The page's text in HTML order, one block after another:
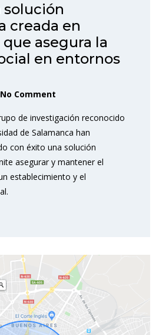
solución
creada en
asegura la
en entornos
No Comment
de investigación reconocido
de Salamanca han
con éxito una solución
asegurar y mantener el
establecimiento y el